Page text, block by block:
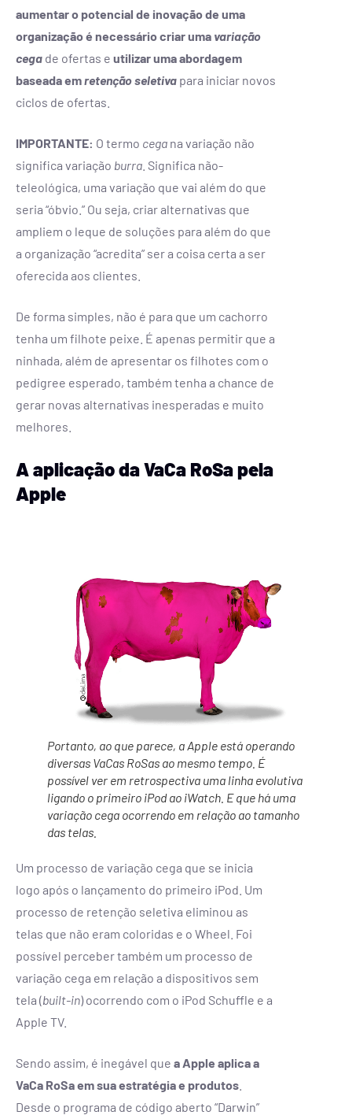
aumentar o potencial de inovação de uma
organização é necessário criar uma variação
cega de ofertas e utilizar uma abordagem
baseada emretenção seletiva para iniciar novos
ciclos de ofertas.
IMPORTANTE: O termo cega na variação não
significa variação burra . Significa não-
teleológica, uma variação que vai além do que
seria “óbvio.” Ou seja, criar alternativas que
ampliem o leque de soluções para além do que
a organização “acredita” ser a coisa certa a ser
oferecida aos clientes.
De forma simples, não é para que um cachorro
tenha um filhote peixe. É apenas permitir que a
ninhada, além de apresentar os filhotes com o
pedigree esperado, também tenha a chance de
gerar novas alternativas inesperadas e muito
melhores.
A aplicação da VaCa RoSa pela
Apple
Portanto, ao que parece, a Apple está operando
diversas VaCas RoSas ao mesmo tempo. É
possível ver em retrospectiva uma linha evolutiva
ligando o primeiro iPod ao iWatch. E que há uma
variação cega ocorrendo em relação ao tamanho
das telas.
Um processo de variação cega que se inicia
logo após o lançamento do primeiro iPod. Um
processo de retenção seletiva eliminou as
telas que não eram coloridas e o Wheel. Foi
possível perceber também um processo de
variação cega em relação a dispositivos sem
tela (built-in) ocorrendo com o iPod Schuffle e a
Apple TV.
Sendo assim, é inegável que a Apple aplica a
VaCa RoSa em sua estratégia e produtos
Desde o programa de código aberto “Darwin”